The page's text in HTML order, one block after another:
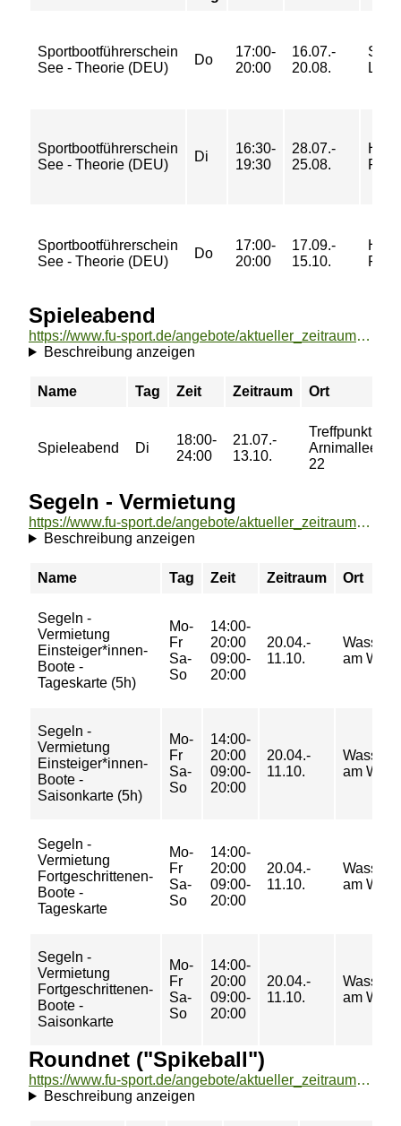
Sportbootführerschein
See - Theorie (DEU)
Do
17:00-
20:00
16.07.-
20.08.
L116
Sportbootführerschein
See - Theorie (DEU)
Di
16:30-
19:30
28.07.-
25.08.
Sportbootführerschein
See - Theorie (DEU)
Do
17:00-
20:00
17.09.-
15.10.
Spieleabend
https://www.fu-sport.de/angebote/aktueller_zeitraum/_Spieleabend.html
Beschreibung anzeigen
Name Tag Zeit Zeitraum Ort
Spieleabend Di
18:00-
24:00
21.07.-
13.10.
Treffpunkt
Arnimallee
22
Segeln - Vermietung
https://www.fu-sport.de/angebote/aktueller_zeitraum/_Segeln_-_Vermietung.html
Beschreibung anzeigen
Name Tag Zeit Zeitraum Ort
Segeln -
Vermietung
Einsteiger*innen-
Boote -
Tageskarte (5h)
Mo-
Fr
Sa-
So
14:00-
20:00
09:00-
20:00
20.04.-
11.10.
am
Segeln -
Vermietung
Einsteiger*innen-
Boote -
Saisonkarte (5h)
Mo-
Fr
Sa-
So
14:00-
20:00
09:00-
20:00
20.04.-
11.10.
am
Segeln -
Vermietung
Fortgeschrittenen-
Boote -
Tageskarte
Mo-
Fr
Sa-
So
14:00-
20:00
09:00-
20:00
20.04.-
11.10.
am
Segeln -
Vermietung
Fortgeschrittenen-
Boote -
Saisonkarte
Mo-
Fr
Sa-
So
14:00-
20:00
09:00-
20:00
20.04.-
11.10.
am
Roundnet ("Spikeball")
https://www.fu-sport.de/angebote/aktueller_zeitraum/_Roundnet___Spikeball__.html
Beschreibung anzeigen